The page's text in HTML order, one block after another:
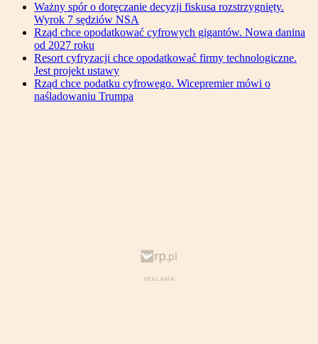
Ważny spór o doręczanie decyzji fiskusa rozstrzygnięty.
Wyrok 7 sędziów NSA
Rząd chce opodatkować cyfrowych gigantów. Nowa danina
od 2027 roku
Resort cyfryzacji chce opodatkować firmy technologiczne.
Jest projekt ustawy
Rząd chce podatku cyfrowego. Wicepremier mówi o
naśladowaniu Trumpa